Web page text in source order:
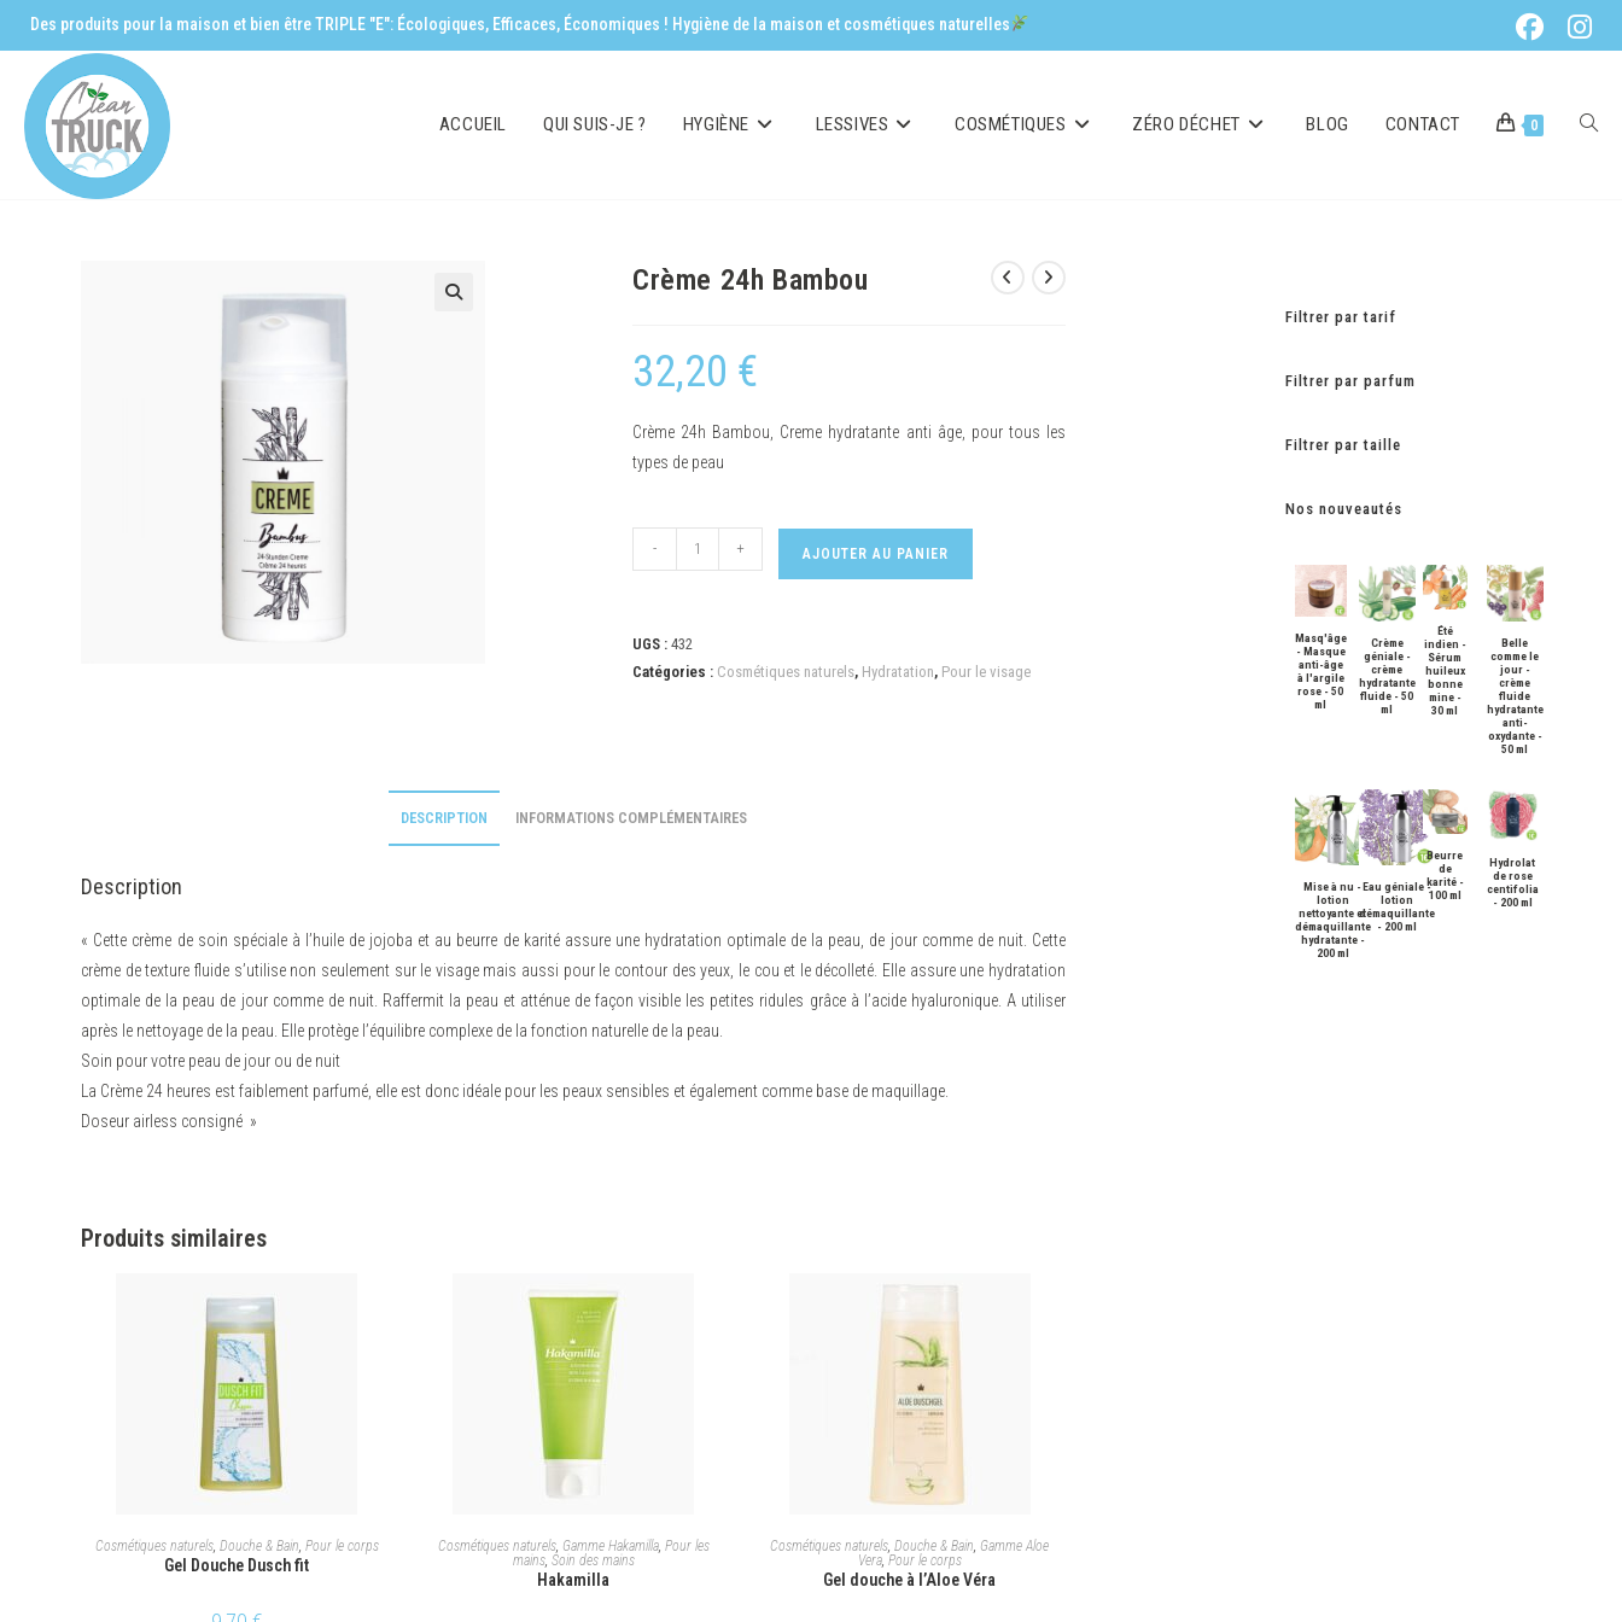
Des produits pour la maison et bien être TRIPLE "E": Écologiques, Efficaces, Économiques ! Hygiène de la maison et cosmétiques naturelles
ACCUEIL QUI SUIS-JE ? HYGIÈNE LESSIVES COSMÉTIQUES ZÉRO DÉCHET BLOG CONTACT 0
Crème 24h Bambou
32,20 €
Crème 24h Bambou, Creme hydratante anti âge, pour tous les
types de peau
- + AJOUTER AU PANIER
UGS : 432
Catégories : Cosmétiques naturels, Hydratation, Pour le visage
DESCRIPTION INFORMATIONS COMPLÉMENTAIRES
Description
« Cette crème de soin spéciale à l’huile de jojoba et au beurre de karité assure une hydratation optimale de la peau, de jour comme de nuit. Cette
crème de texture fluide s’utilise non seulement sur le visage mais aussi pour le contour des yeux, le cou et le décolleté. Elle assure une hydratation
optimale de la peau de jour comme de nuit. Raffermit la peau et atténue de façon visible les petites ridules grâce à l’acide hyaluronique. A utiliser
après le nettoyage de la peau. Elle protège l’équilibre complexe de la fonction naturelle de la peau.
Soin pour votre peau de jour ou de nuit
La Crème 24 heures est faiblement parfumé, elle est donc idéale pour les peaux sensibles et également comme base de maquillage.
Doseur airless consigné »
Produits similaires
AJOUTER AU PANIER
Cosmétiques naturels, Douche & Bain, Pour le corps
Gel Douche Dusch fit
CHOIX DES OPTIONS
Cosmétiques naturels, Gamme Hakamilla, Pour les
mains, Soin des mains
Hakamilla
CHOIX DES OPTIONS
Cosmétiques naturels,Douche & Bain, Gamme Aloe
Vera, Pour le corps
Gel douche à l’Aloe Véra
Filtrer par tarif
Filtrer par parfum
Filtrer par taille
Nos nouveautés
Masq'âge
- Masque
anti-âge
à l'argile
rose - 50
ml
Crème
géniale -
crème
hydratante
fluide - 50
ml
Été
indien -
Sérum
huileux
bonne
mine -
30 ml
Belle
comme le
jour -
crème
fluide
hydratante
anti-
oxydante -
50 ml
Mise à nu -
lotion
nettoyante et
démaquillante
hydratante -
200 ml
Eau géniale -
lotion
démaquillante
- 200 ml
Beurre
de
karité -
100 ml
Hydrolat
de rose
centifolia
- 200 ml